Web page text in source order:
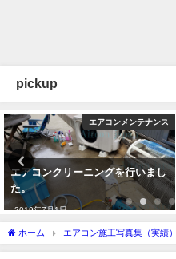
pickup
エアコンメンテナンス
エアコンクリーニングを行いまし
た。
2019年7月1日
ホーム エアコン施工写真集（実績）